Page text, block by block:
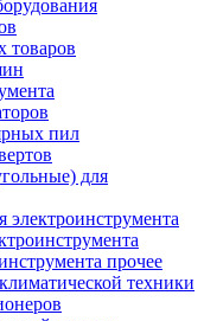
товаров
пил
для
прочее
техники